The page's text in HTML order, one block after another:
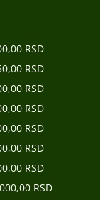
RSD
RSD
RSD
RSD
RSD
RSD
RSD
RSD